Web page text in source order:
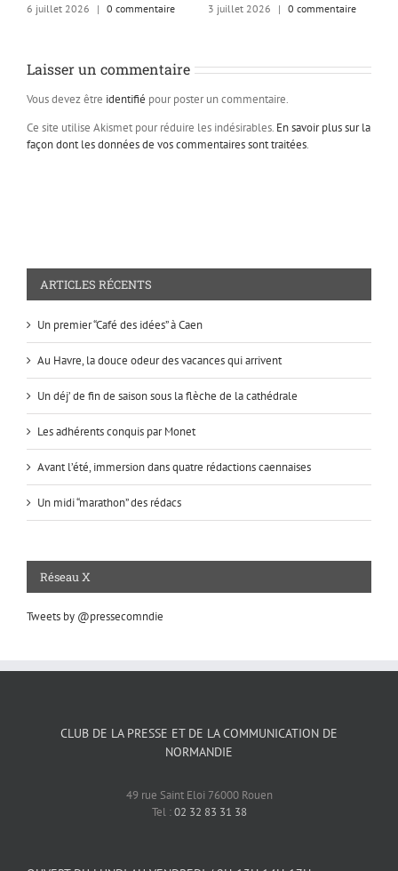
6 juillet 2026 | 0 commentaire 3 juillet 2026 | 0 commentaire
Laisser un commentaire
Vous devez être identifié pour poster un commentaire.
Ce site utilise Akismet pour réduire les indésirables. En savoir plus sur la
façon dont les données de vos commentaires sont traitées.
ARTICLES RÉCENTS
Un premier “Café des idées” à Caen
Au Havre, la douce odeur des vacances qui arrivent
Un déj’ de fin de saison sous la flèche de la cathédrale
Les adhérents conquis par Monet
Avant l’été, immersion dans quatre rédactions caennaises
Un midi “marathon” des rédacs
Réseau X
Tweets by @pressecomndie
CLUB DE LA PRESSE ET DE LA COMMUNICATION DE
NORMANDIE
49 rue Saint Eloi 76000 Rouen
Tel :02 32 83 31 38